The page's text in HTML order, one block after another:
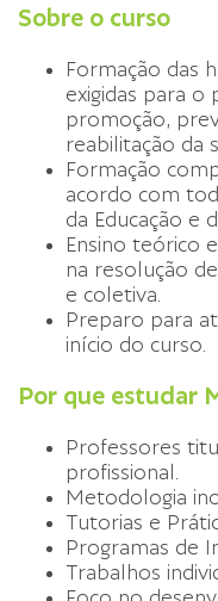
Sobre o curso
Formação das
exigidas para o
promoção,
reabilitação da
Formação
acordo com
da Educação e
Ensino teórico
na resolução
e coletiva.
Preparo para
início do curso.
Por que estudar
Professores
profissional.
Metodologia
Tutorias e
Programas de
Trabalhos